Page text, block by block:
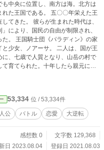
中央に位置し、南方は海。北方は
ある。 五〇〇年栄えた王
生まれた時代は、
により、国民の自由が制限され、
。 王国騎士団《パラディン》の家
アーサ。 二人は、国が王
に、七歳で人質となり、山岳の村で
育てられた。十年したら親元に帰
標に、暗殺者としての厳しい訓練
る両親を、ノアーサは軍医の母親
がて、約束の十年が訪れた。二人は
郷の王都に帰る日がやって来る。
られた真の目的とは。
53,334 位 / 53,334件
公 バトル 恋愛 大逆転
感想数 0
文字数 129,368
日 2023.08.04
登録日 2021.08.03